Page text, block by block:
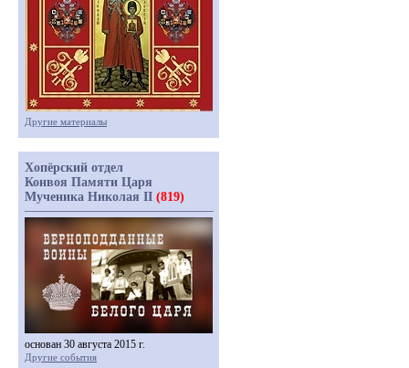
Другие материалы
Хопёрский отдел
Конвоя Памяти Царя
Мученика Николая II (819)
основан 30 августа 2015 г.
Другие события